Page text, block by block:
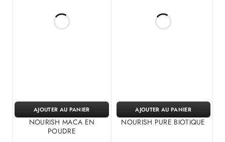
NOURISH MACA EN
POUDRE
AJOUTER AU PANIER
NOURISH PURE BIOTIQUE
AJOUTER AU PANIER